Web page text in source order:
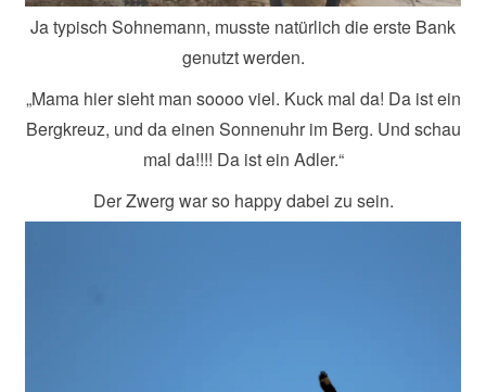
Ja typisch Sohnemann, musste natürlich die erste Bank
genutzt werden.
„Mama hier sieht man soooo viel. Kuck mal da! Da ist ein
Bergkreuz, und da einen Sonnenuhr im Berg. Und schau
mal da!!!! Da ist ein Adler.“
Der Zwerg war so happy dabei zu sein.